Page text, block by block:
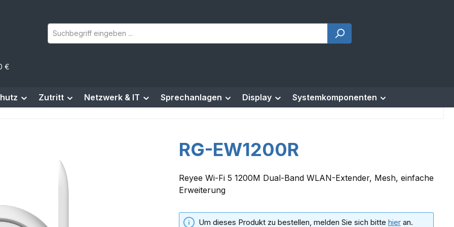
€
Zutritt Netzwerk & IT Sprechanlagen Display Systemkomponenten
RG-EW1200R
Reyee Wi-Fi 5 1200M Dual-Band WLAN-Extender, Mesh, einfache
Erweiterung
Um dieses Produkt zu bestellen, melden Sie sich bitte hieran.